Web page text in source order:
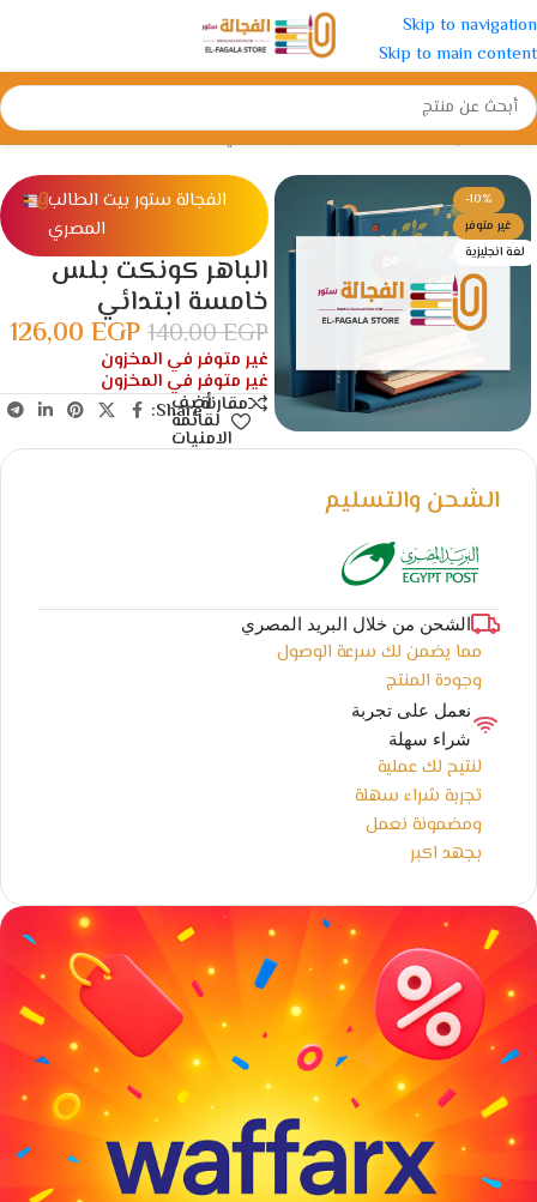
Skip to navigation
Skip to main content
الرئيسية/الإبتدائية/الصف الخامس الأبتدائي
-10%
غير متوفر
لغة انجليزية
الفجالة ستور بيت الطالب
المصري
الباهر كونكت بلس
خامسة ابتدائي
140,00EGP
126,00 EGP
غير متوفر في المخزون
غير متوفر في المخزون
مقارنةأضف
لقائمة
الامنيات
Share:
الشحن والتسليم
الشحن من خلال البريد المصري
مما يضمن لك سرعة الوصول
وجودة المنتج
نعمل على تجربة
شراء سهلة
لنتيح لك عملية
تجربة شراء سهلة
ومضمونة نعمل
بجهد اكبر